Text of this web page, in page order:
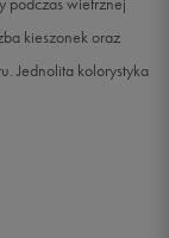
kieszonek oraz
Jednolita kolorystyka